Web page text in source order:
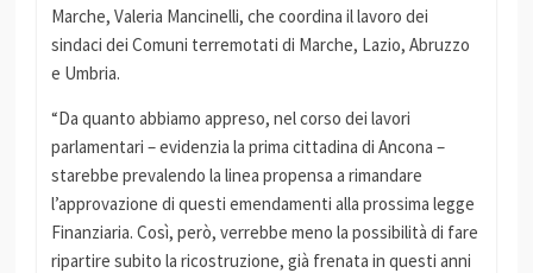
Marche, Valeria Mancinelli, che coordina il lavoro dei
sindaci dei Comuni terremotati di Marche, Lazio, Abruzzo
e Umbria.
“Da quanto abbiamo appreso, nel corso dei lavori
parlamentari – evidenzia la prima cittadina di Ancona –
starebbe prevalendo la linea propensa a rimandare
l’approvazione di questi emendamenti alla prossima legge
Finanziaria. Così, però, verrebbe meno la possibilità di fare
ripartire subito la ricostruzione, già frenata in questi anni